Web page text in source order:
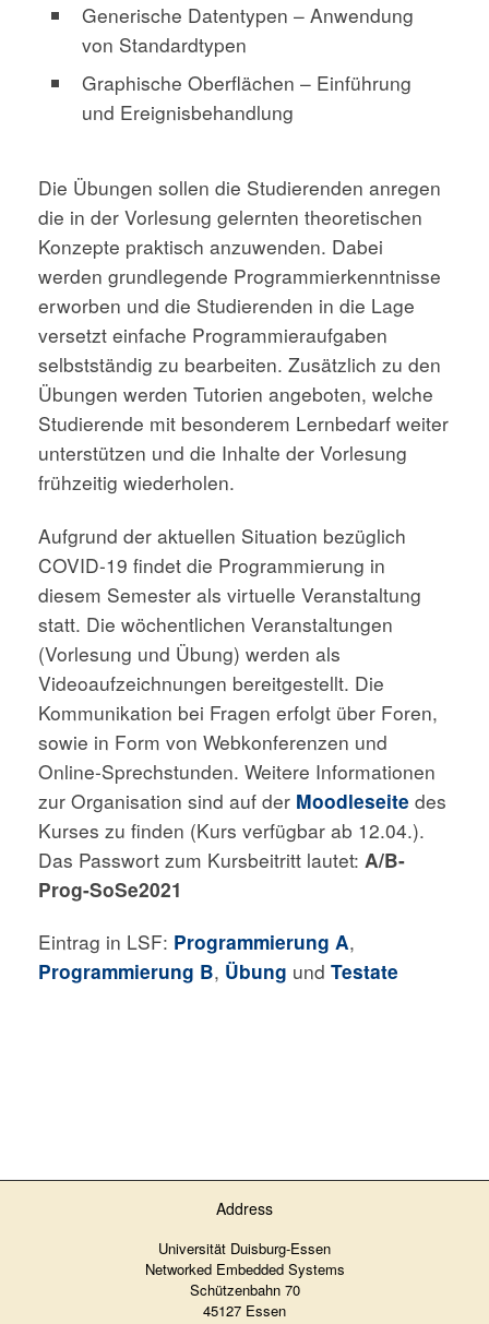
Generische Datentypen – Anwendung
von Standardtypen
Graphische Oberflächen – Einführung
und Ereignisbehandlung
Die Übungen sollen die Studierenden anregen
die in der Vorlesung gelernten theoretischen
Konzepte praktisch anzuwenden. Dabei
werden grundlegende Programmierkenntnisse
erworben und die Studierenden in die Lage
versetzt einfache Programmieraufgaben
selbstständig zu bearbeiten. Zusätzlich zu den
Übungen werden Tutorien angeboten, welche
Studierende mit besonderem Lernbedarf weiter
unterstützen und die Inhalte der Vorlesung
frühzeitig wiederholen.
Aufgrund der aktuellen Situation bezüglich
COVID-19 findet die Programmierung in
diesem Semester als virtuelle Veranstaltung
statt. Die wöchentlichen Veranstaltungen
(Vorlesung und Übung) werden als
Videoaufzeichnungen bereitgestellt. Die
Kommunikation bei Fragen erfolgt über Foren,
sowie in Form von Webkonferenzen und
Online-Sprechstunden. Weitere Informationen
zur Organisation sind auf der Moodleseite des
Kurses zu finden (Kurs verfügbar ab 12.04.).
Das Passwort zum Kursbeitritt lautet: A/B-
Prog-SoSe2021
Eintrag in LSF: Programmierung A,
Programmierung B, Übung und Testate
Address
Universität Duisburg-Essen
Networked Embedded Systems
Schützenbahn 70
45127 Essen